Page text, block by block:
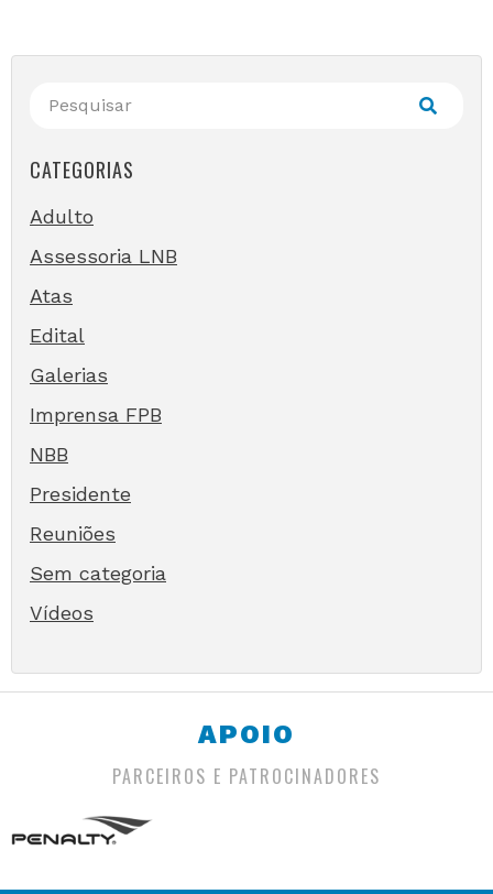
CATEGORIAS
Adulto
Assessoria LNB
Atas
Edital
Galerias
Imprensa FPB
NBB
Presidente
Reuniões
Sem categoria
Vídeos
APOIO
PARCEIROS E PATROCINADORES